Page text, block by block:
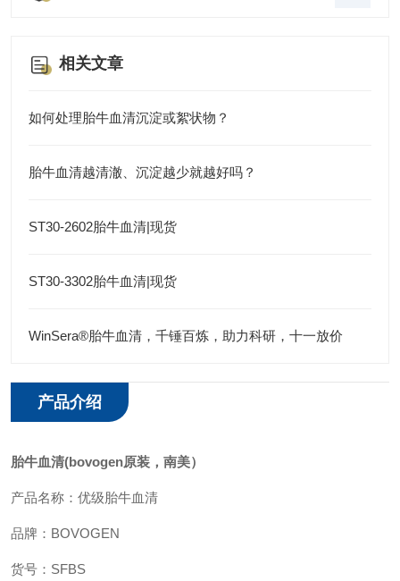
相关文章
如何处理胎牛血清沉淀或絮状物？
胎牛血清越清澈、沉淀越少就越好吗？
ST30-2602胎牛血清|现货
ST30-3302胎牛血清|现货
WinSera®胎牛血清，千锤百炼，助力科研，十一放价
产品介绍
胎牛血清(bovogen原装，南美）
产品名称：优级胎牛血清
品牌： BOVOGEN
货号： SFBS